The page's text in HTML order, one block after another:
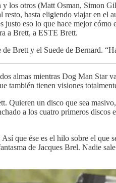
los otros (Matt Osman, Simon
hasta eligiendo viajar en
eso lo que hace mejor
a Brett, a ESTE Brett.
de Brett y el Suede de Bernard.
almas mientras Dog Man
también tienen visiones
un disco que sea
a los cuatro primeros
que ése es el hilo sobre el
de Jacques Brel. Nadie